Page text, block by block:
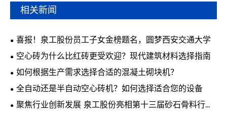
相关新闻
喜报！泉工股份员工子女金榜题名，圆梦西安交通大学
空心砖为什么比红砖更受欢迎？现代建筑材料选择指南
如何根据生产需求选择合适的混凝土砌块机？
全自动还是半自动空心砖机？如何选择适合您的设备
聚焦行业创新发展 泉工股份亮相第十三届砂石骨料行业